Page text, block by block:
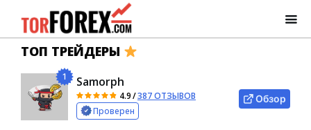
ТОП ТРЕЙДЕРЫ
1 Samorph
4.9/387 ОТЗЫВОВ
Проверен
Обзор